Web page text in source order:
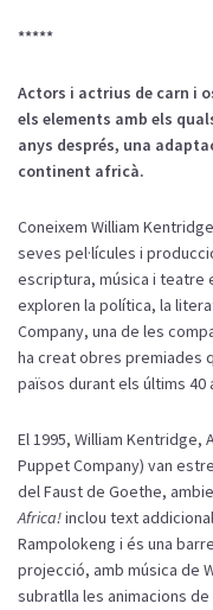
*****
Actors i actrius de carn i
els elements amb els
anys després, una
continent africà.
Coneixem William
seves pel·lícules i
escriptura, música i teatre
exploren la política, la
Company, una de les
ha creat obres premiades
països durant els últims 40
El 1995, William Kentridge,
Puppet Company) van
del Faust de Goethe,
Africa!inclou text
Rampolokeng i és una
projecció, amb música de
subratlla les animacions